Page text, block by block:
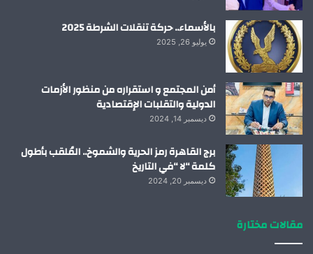
بالأسماء.. حركة تنقلات الشرطة 2025
يوليو 26, 2025
أمن المجتمع و استقراره من منظور الأزمات
الدولية والتقلبات الإقتصادية
ديسمبر 14, 2024
برج القاهرة رمز الحرية والشموخ.. المُلقب بأطول
كلمة “لا “في التاريخ
ديسمبر 20, 2024
مقالات مختارة